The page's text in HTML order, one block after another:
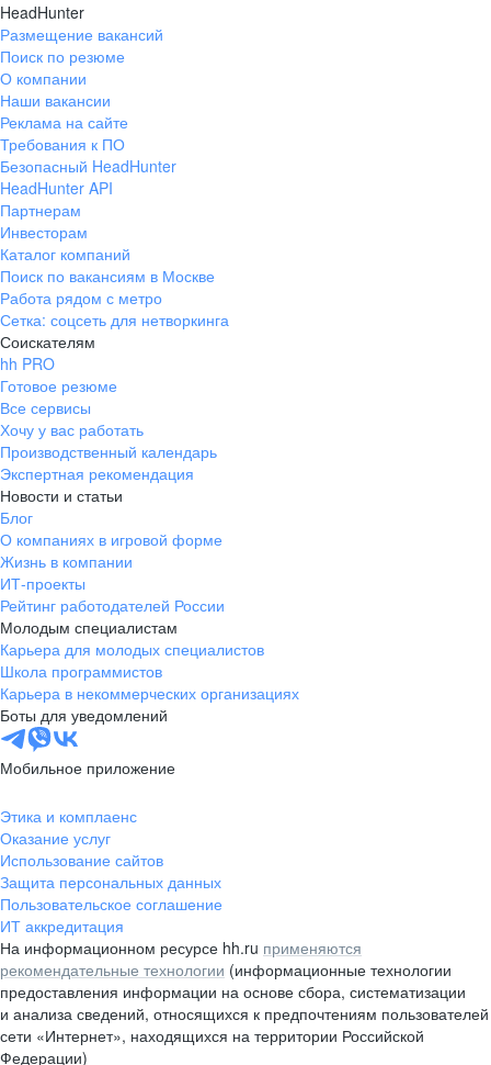
HeadHunter
Размещение вакансий
Поиск по резюме
О компании
Наши вакансии
Реклама на сайте
Требования к ПО
Безопасный HeadHunter
HeadHunter API
Партнерам
Инвесторам
Каталог компаний
Поиск по вакансиям в Москве
Работа рядом с метро
Сетка: соцсеть для нетворкинга
Соискателям
hh PRO
Готовое резюме
Все сервисы
Хочу у вас работать
Производственный календарь
Экспертная рекомендация
Новости и статьи
Блог
О компаниях в игровой форме
Жизнь в компании
ИТ-проекты
Рейтинг работодателей России
Молодым специалистам
Карьера для молодых специалистов
Школа программистов
Карьера в некоммерческих организациях
Боты для уведомлений
Мобильное приложение
Этика и комплаенс
Оказание услуг
Использование сайтов
Защита персональных данных
Пользовательское соглашение
ИТ аккредитация
На информационном ресурсе hh.ru применяются
рекомендательные технологии (информационные технологии
предоставления информации на основе сбора, систематизации
и анализа сведений, относящихся к предпочтениям пользователей
сети «Интернет», находящихся на территории Российской
Федерации)